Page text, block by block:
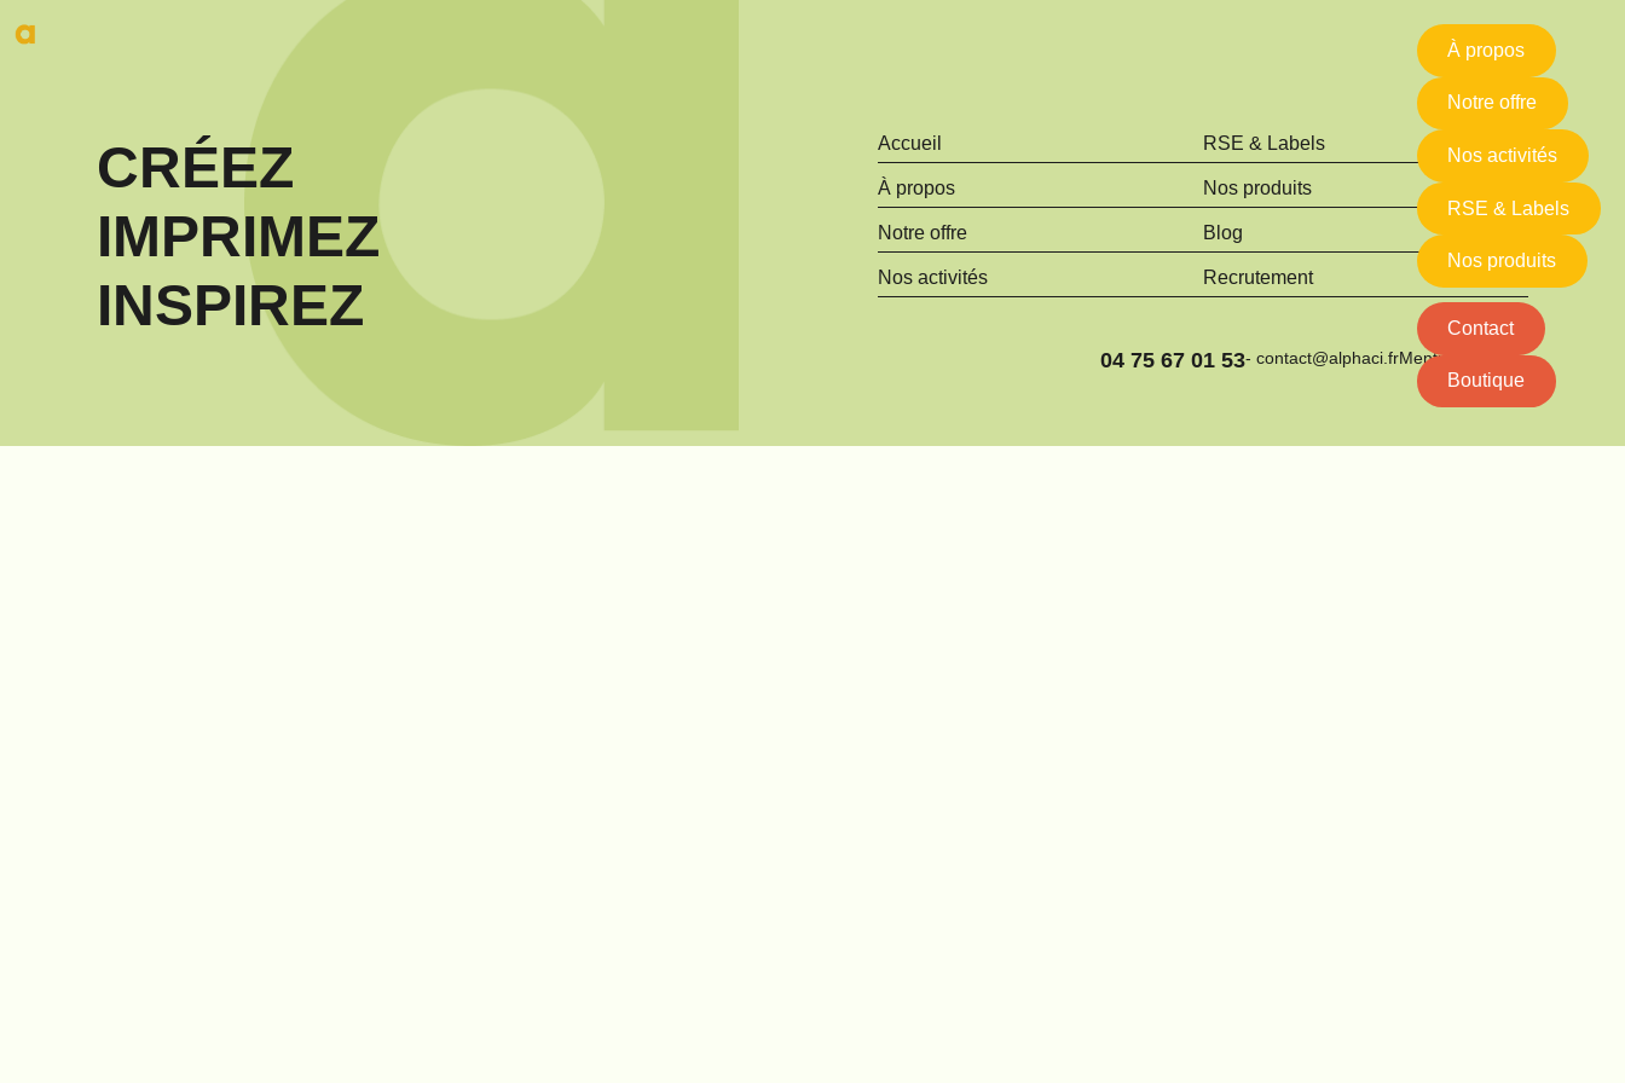
À propos
Notre offre
Nos activités
RSE & Labels
Nos produits
Contact
Boutique
CRÉEZ
IMPRIMEZ
INSPIREZ
Accueil
À propos
Notre offre
Nos activités
RSE & Labels
Nos produits
Blog
Recrutement
04 75 67 01 53- contact@alphaci.frMentions légales